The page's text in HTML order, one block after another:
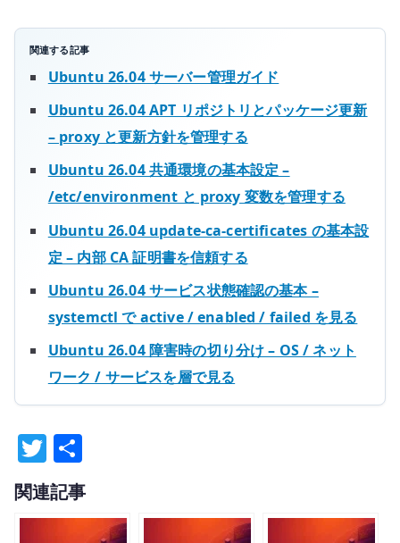
関連する記事
Ubuntu 26.04 サーバー管理ガイド
Ubuntu 26.04 APT リポジトリとパッケージ更新
– proxy と更新方針を管理する
Ubuntu 26.04 共通環境の基本設定 –
/etc/environment と proxy 変数を管理する
Ubuntu 26.04 update-ca-certificates の基本設
定 – 内部 CA 証明書を信頼する
Ubuntu 26.04 サービス状態確認の基本 –
systemctl で active / enabled / failed を見る
Ubuntu 26.04 障害時の切り分け – OS / ネット
ワーク / サービスを層で見る
T
w
it
有
関連記事